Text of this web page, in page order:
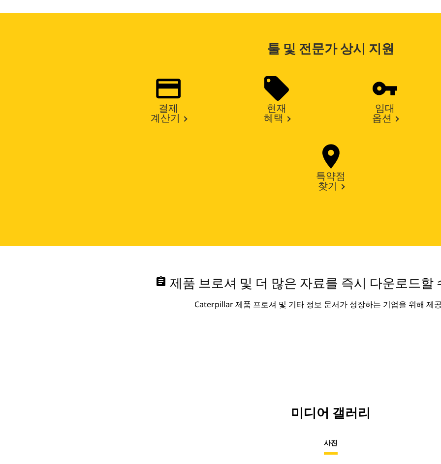
툴 및 전문가 상시 지원
결제
계산기
현재
혜택
임대
옵션
특약점
찾기
assignment 제품 브로셔 및 더 많은 자료를 즉시 다운로드할
Caterpillar 제품 프로셔 및 기타 정보 문서가 성장하는 기업을 위해 제
미디어 갤러리
사진